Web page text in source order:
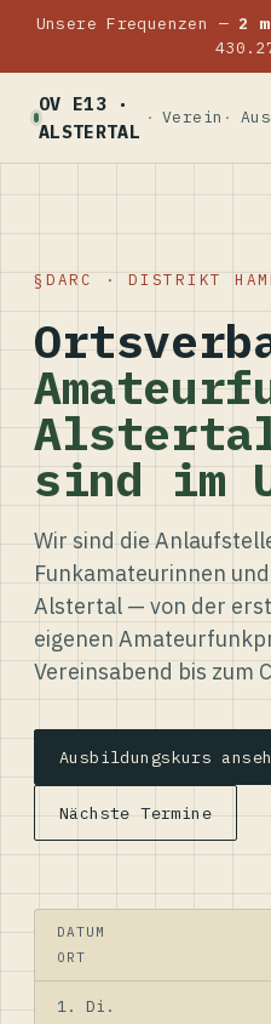
Unsere Frequenzen — 2 m
OV E13 ·
ALSTERTAL
Verein
DARC · DISTRIKT
sind im
Wir sind die
Funkamateurinnen
Alstertal — von der
eigenen
Vereinsabend bis zum
Ausbildungskurs
Nächste Termine
DATUM
ORT
1. Di.